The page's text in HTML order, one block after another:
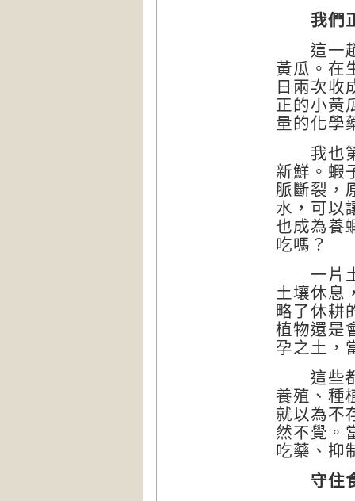
我們
這一趟
黃瓜。在
日兩次收
正的小黃
量的化學
我也第
新鮮。蝦
脈斷裂，
水，可以
也成為養
吃嗎？
一片土
土壤休息
略了休耕
植物還是
孕之土，
這些都
養殖、種
就以為不
然不覺。
吃藥、抑
守住